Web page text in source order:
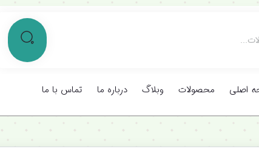
اصلی محصولات وبلاگ درباره ما تماس با ما